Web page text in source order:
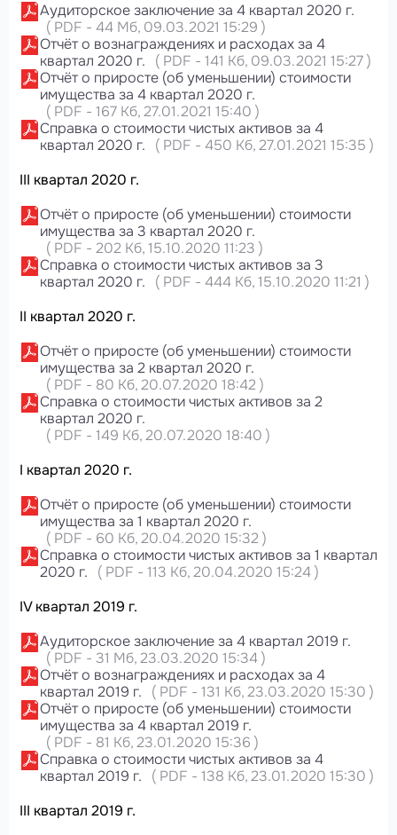
Аудиторское заключение за 4 квартал 2020 г.
( PDF - 44 Мб, 09.03.2021 15:29 )
Отчёт о вознаграждениях и расходах за 4
квартал 2020 г.
( PDF - 141 Кб, 09.03.2021 15:27)
Отчёт о приросте (об уменьшении) стоимости
имущества за 4 квартал 2020 г.
( PDF - 167 Кб, 27.01.2021 15:40 )
Справка о стоимости чистых активов за 4
квартал 2020 г.
( PDF - 450 Кб, 27.01.2021 15:35 )
III квартал 2020 г.
Отчёт о приросте (об уменьшении) стоимости
имущества за 3 квартал 2020 г.
( PDF - 202 Кб, 15.10.2020 11:23 )
Справка о стоимости чистых активов за 3
квартал 2020 г.
( PDF - 444 Кб, 15.10.2020 11:21 )
II квартал 2020 г.
Отчёт о приросте (об уменьшении) стоимости
имущества за 2 квартал 2020 г.
( PDF - 80 Кб, 20.07.2020 18:42 )
Справка о стоимости чистых активов за 2
квартал 2020 г.
( PDF - 149 Кб, 20.07.2020 18:40 )
I квартал 2020 г.
Отчёт о приросте (об уменьшении) стоимости
имущества за 1 квартал 2020 г.
( PDF - 60 Кб, 20.04.2020 15:32 )
Справка о стоимости чистых активов за 1 квартал
2020 г.
( PDF - 113 Кб, 20.04.2020 15:24)
IV квартал 2019 г.
Аудиторское заключение за 4 квартал 2019 г.
( PDF - 31 Мб, 23.03.2020 15:34)
Отчёт о вознаграждениях и расходах за 4
квартал 2019 г.
( PDF - 131 Кб, 23.03.2020 15:30 )
Отчёт о приросте (об уменьшении) стоимости
имущества за 4 квартал 2019 г.
( PDF - 81 Кб, 23.01.2020 15:36 )
Справка о стоимости чистых активов за 4
квартал 2019 г.
( PDF - 138 Кб, 23.01.2020 15:30 )
III квартал 2019 г.